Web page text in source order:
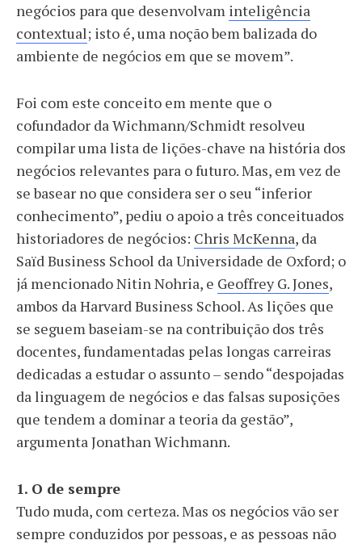
negócios para que desenvolvam inteligência
contextual; isto é, uma noção bem balizada do
ambiente de negócios em que se movem”.
Foi com este conceito em mente que o
cofundador da Wichmann/Schmidt resolveu
compilar uma lista de lições-chave na história dos
negócios relevantes para o futuro. Mas, em vez de
se basear no que considera ser o seu “inferior
conhecimento”, pediu o apoio a três conceituados
historiadores de negócios: Chris McKenna, da
Saïd Business School da Universidade de Oxford; o
já mencionado Nitin Nohria, e Geoffrey G. Jones,
ambos da Harvard Business School. As lições que
se seguem baseiam-se na contribuição dos três
docentes, fundamentadas pelas longas carreiras
dedicadas a estudar o assunto – sendo “despojadas
da linguagem de negócios e das falsas suposições
que tendem a dominar a teoria da gestão”,
argumenta Jonathan Wichmann.
1. O de sempre
Tudo muda, com certeza. Mas os negócios vão ser
sempre conduzidos por pessoas, e as pessoas não